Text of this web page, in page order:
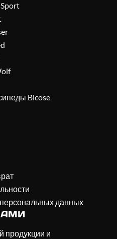
Bicose
данных
продукции и